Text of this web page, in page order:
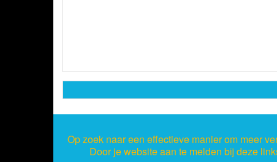
Op zoek naar een effectieve manier om meer
Door je website aan te melden bij deze